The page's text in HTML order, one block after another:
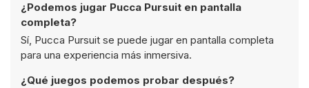
¿Podemos jugar Pucca Pursuit en pantalla
completa?
Sí, Pucca Pursuit se puede jugar en pantalla completa
para una experiencia más inmersiva.
¿Qué juegos podemos probar después?